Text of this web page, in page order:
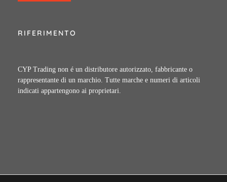
RIFERIMENTO
CYP Trading non é un distributore autorizzato, fabbricante o
rappresentante di un marchio. Tutte marche e numeri di articoli
indicati appartengono ai proprietari.